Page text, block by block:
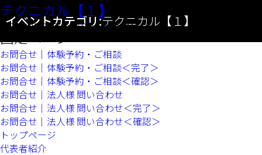
日本空手道 拳成塾
イベントカテゴリ:テクニカル【１】
テクニカル【１】
2026年8月26日 6:00 PM– 7:30 PM
カテゴリ: テクニカル【１】
検
固定ページ
お問合せ｜体験予約・ご相談
お問合せ｜体験予約・ご相談＜完了＞
お問合せ｜体験予約・ご相談＜確認＞
お問合せ｜法人様 問い合わせ
お問合せ｜法人様 問い合わせ＜完了＞
お問合せ｜法人様 問い合わせ＜確認＞
トップページ
代表者紹介